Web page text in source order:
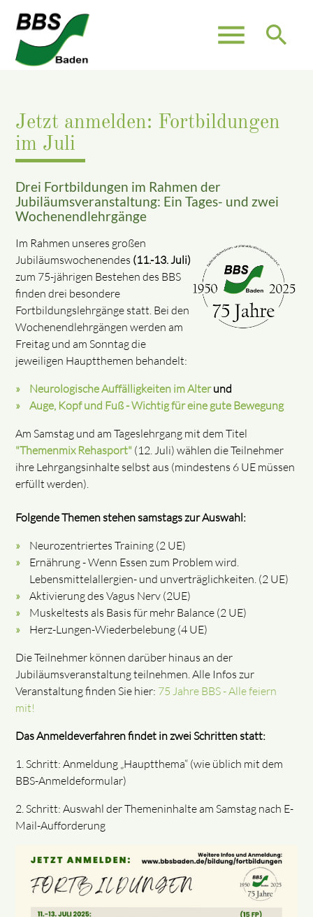
menu search
Jetzt anmelden: Fortbildungen
im Juli
Drei Fortbildungen im Rahmen der
Jubiläumsveranstaltung: Ein Tages- und zwei
Wochenendlehrgänge
Im Rahmen unseres großen
Jubiläumswochenendes (11.-13. Juli)
zum 75-jährigen Bestehen des BBS
finden drei besondere
Fortbildungslehrgänge statt. Bei den
Wochenendlehrgängen werden am
Freitag und am Sonntag die
jeweiligen Hauptthemen behandelt:
Neurologische Auffälligkeiten im Alterund
Auge, Kopf und Fuß - Wichtig für eine gute Bewegung
Am Samstag und am Tageslehrgang mit dem Titel
"Themenmix Rehasport" (12. Juli) wählen die Teilnehmer
ihre Lehrgangsinhalte selbst aus (mindestens 6 UE müssen
erfüllt werden).
Folgende Themen stehen samstags zur Auswahl:
Neurozentriertes Training (2 UE)
Ernährung - Wenn Essen zum Problem wird.
Lebensmittelallergien- und unverträglichkeiten. (2 UE)
Aktivierung des Vagus Nerv (2UE)
Muskeltests als Basis für mehr Balance (2 UE)
Herz-Lungen-Wiederbelebung (4 UE)
Die Teilnehmer können darüber hinaus an der
Jubiläumsveranstaltung teilnehmen. Alle Infos zur
Veranstaltung finden Sie hier: 75 Jahre BBS - Alle feiern
mit!
Das Anmeldeverfahren findet in zwei Schritten statt:
1. Schritt: Anmeldung „Hauptthema“ (wie üblich mit dem
BBS-Anmeldeformular)
2. Schritt: Auswahl der Themeninhalte am Samstag nach E-
Mail-Aufforderung